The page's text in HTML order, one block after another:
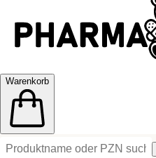
Warenkorb